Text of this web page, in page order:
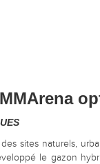
sites naturels,
le gazon